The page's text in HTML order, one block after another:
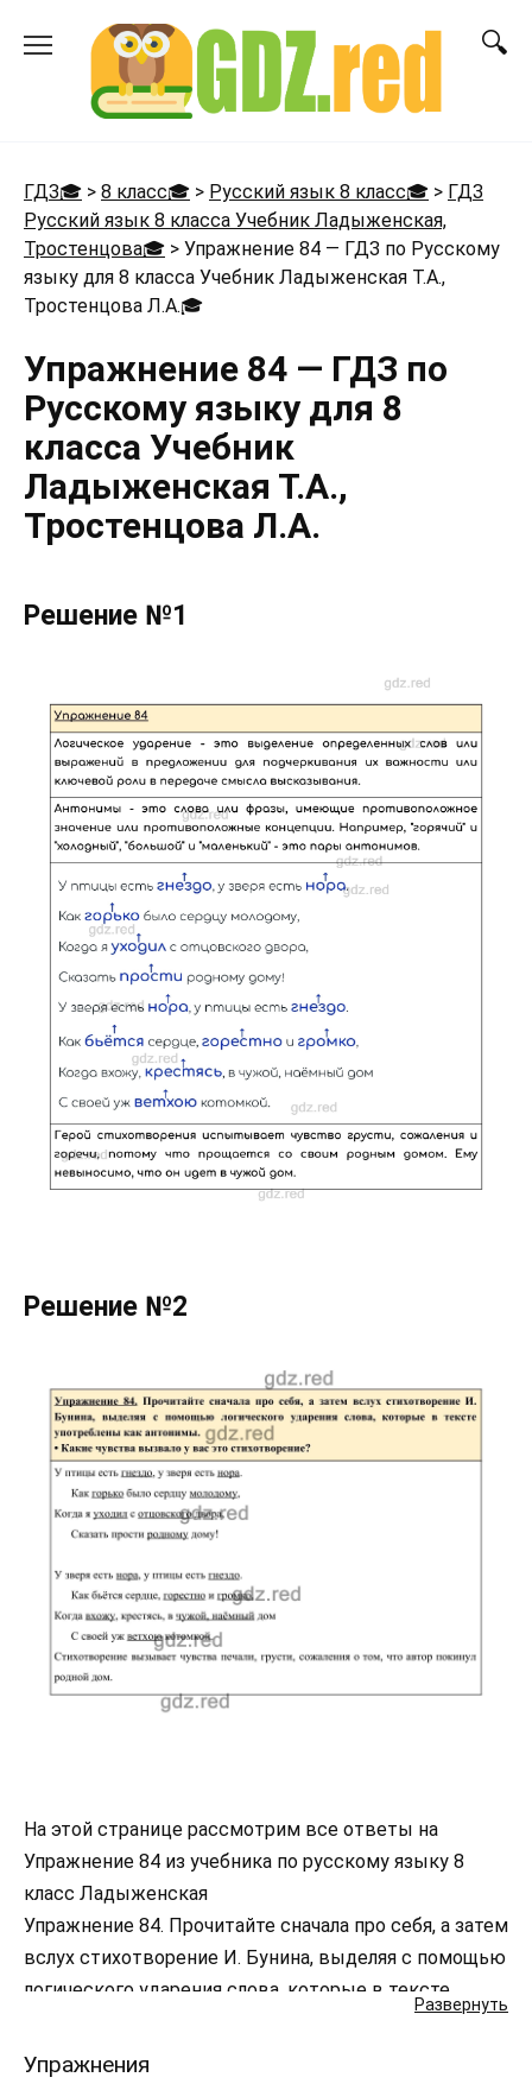
ГДЗ🎓 > 8 класс🎓 > Русский язык 8 класс🎓 > ГДЗ
Русский язык 8 класса Учебник Ладыженская,
Тростенцова🎓 > Упражнение 84 — ГДЗ по Русскому
языку для 8 класса Учебник Ладыженская Т.А.,
Тростенцова Л.А.🎓
Упражнение 84 — ГДЗ по
Русскому языку для 8
класса Учебник
Ладыженская Т.А.,
Тростенцова Л.А.
Решение №1
Решение №2
Развернуть
На этой странице рассмотрим все ответы на
Упражнение 84 из учебника по русскому языку 8
класс Ладыженская
Упражнение 84. Прочитайте сначала про себя, а затем
вслух стихотворение И. Бунина, выделяя с помощью
логического ударения слова, которые в тексте
• Какие чувства вызвало у вас это стихотворение?
Упражнения